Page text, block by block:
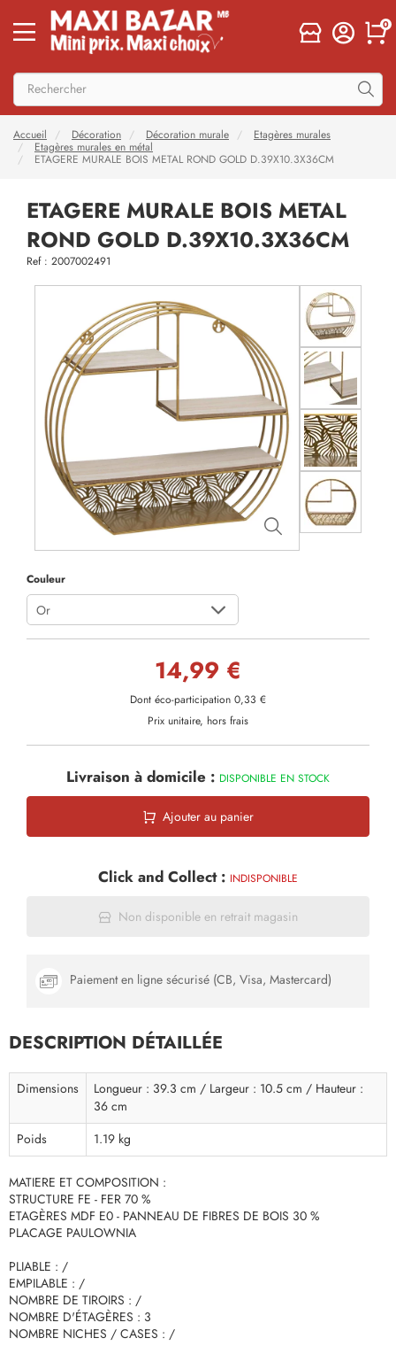
0
Accueil Décoration Décoration murale
Etagères murales
Etagères murales en métal
ETAGERE MURALE BOIS METAL ROND GOLD D.39X10.3X36CM
ETAGERE MURALE BOIS METAL
ROND GOLD D.39X10.3X36CM
Ref : 2007002491
Couleur
Or
14,99 €
Dont éco-participation 0,33 €
Prix unitaire, hors frais
Livraison à domicile : DISPONIBLE EN STOCK
Ajouter au panier
Click and Collect : INDISPONIBLE
Non disponible en retrait magasin
Paiement en ligne sécurisé (CB, Visa, Mastercard)
DESCRIPTION DÉTAILLÉE
Dimensions
Longueur : 39.3 cm / Largeur : 10.5 cm / Hauteur :
36 cm
Poids
1.19 kg
MATIERE ET COMPOSITION :
STRUCTURE FE - FER 70 %
ETAGÈRES MDF E0 - PANNEAU DE FIBRES DE BOIS 30 %
PLACAGE PAULOWNIA
PLIABLE : /
EMPILABLE : /
NOMBRE DE TIROIRS : /
NOMBRE D'ÉTAGÈRES : 3
NOMBRE NICHES / CASES : /